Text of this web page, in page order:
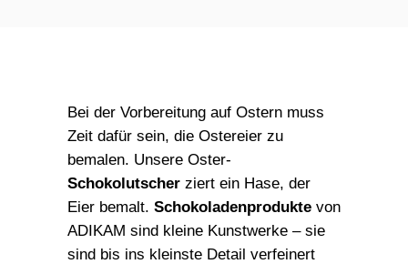
Bei der Vorbereitung auf Ostern muss
Zeit dafür sein, die Ostereier zu
bemalen. Unsere Oster-
Schokolutscher ziert ein Hase, der
Eier bemalt. Schokoladenprodukte von
ADIKAM sind kleine Kunstwerke – sie
sind bis ins kleinste Detail verfeinert